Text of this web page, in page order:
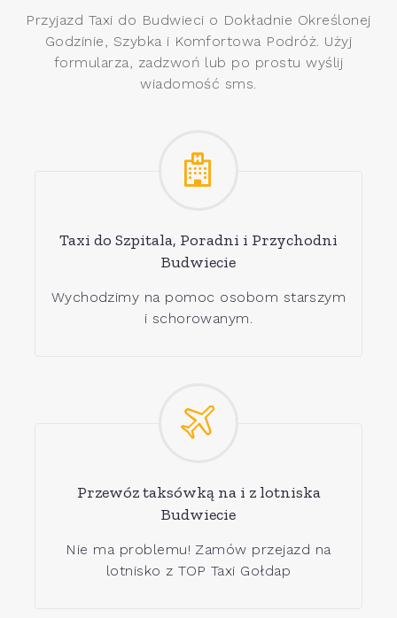
Przyjazd Taxi do Budwieci o Dokładnie Określonej
Godzinie, Szybka i Komfortowa Podróż. Użyj
formularza, zadzwoń lub po prostu wyślij
wiadomość sms.
Taxi do Szpitala, Poradni i Przychodni
Budwiecie
Wychodzimy na pomoc osobom starszym
i schorowanym.
Przewóz taksówką na i z lotniska
Budwiecie
Nie ma problemu! Zamów przejazd na
lotnisko z TOP Taxi Gołdap